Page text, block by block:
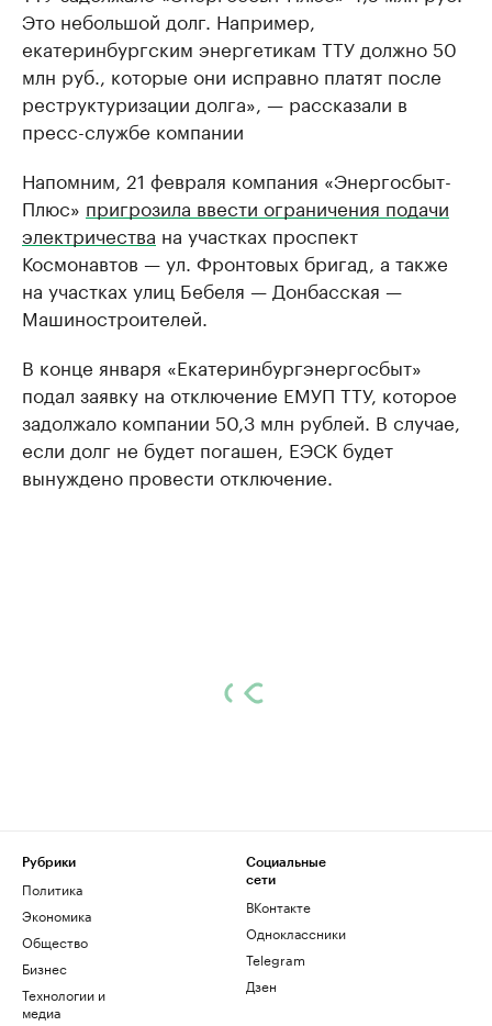
Это небольшой долг. Например,
екатеринбургским энергетикам ТТУ должно 50
млн руб., которые они исправно платят после
реструктуризации долга», — рассказали в
пресс-службе компании
Напомним, 21 февраля компания «Энергосбыт-
Плюс» пригрозила ввести ограничения подачи
электричества на участках проспект
Космонавтов — ул. Фронтовых бригад, а также
на участках улиц Бебеля — Донбасская —
Машиностроителей.
В конце января «Екатеринбургэнергосбыт»
подал заявку на отключение ЕМУП ТТУ, которое
задолжало компании 50,3 млн рублей. В случае,
если долг не будет погашен, ЕЭСК будет
вынуждено провести отключение.
Рубрики
Политика
Экономика
Общество
Бизнес
Технологии и
медиа
Социальные
сети
ВКонтакте
Одноклассники
Telegram
Дзен